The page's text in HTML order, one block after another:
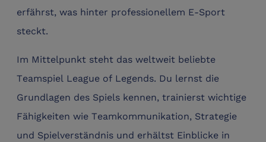
erfährst, was hinter professionellem E-Sport
steckt.
Im Mittelpunkt steht das weltweit beliebte
Teamspiel League of Legends. Du lernst die
Grundlagen des Spiels kennen, trainierst wichtige
Fähigkeiten wie Teamkommunikation, Strategie
und Spielverständnis und erhältst Einblicke in